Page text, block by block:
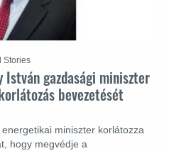
István gazdasági miniszter
bevezetését
miniszter korlátozza
hogy megvédje a
Stories